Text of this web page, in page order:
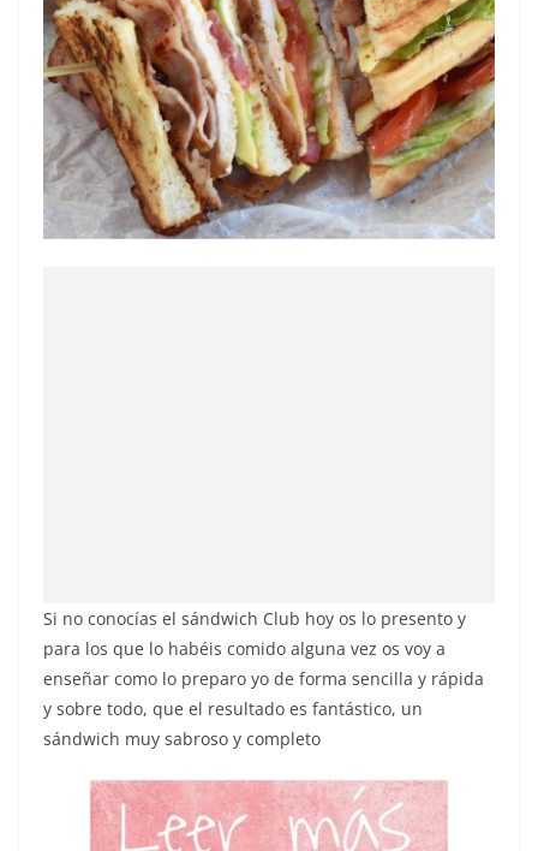
Si no conocías el sándwich Club hoy os lo presento y
para los que lo habéis comido alguna vez os voy a
enseñar como lo preparo yo de forma sencilla y rápida
y sobre todo, que el resultado es fantástico, un
sándwich muy sabroso y completo